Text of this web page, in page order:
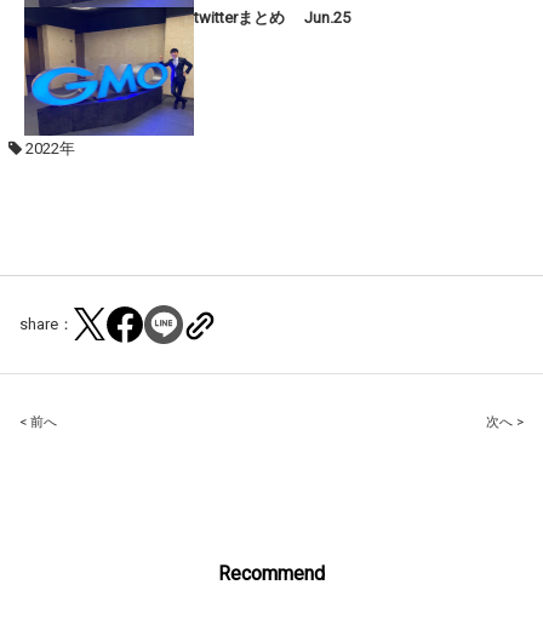
twitterまとめ Jun.25
2022年
share：
Post
< 前へ 次へ >
Recommend